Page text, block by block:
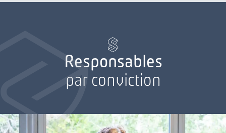
Responsables
par conviction